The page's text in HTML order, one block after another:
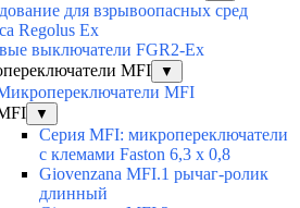
для взрывоопасных сред
Regolus Ex
выключатели FGR2-Ex
MFI
▼
MFI
▼
Серия MFI: микропереключатели
с клемами Faston 6,3 x 0,8
Giovenzana MFI.1 рычаг-ролик
длинный